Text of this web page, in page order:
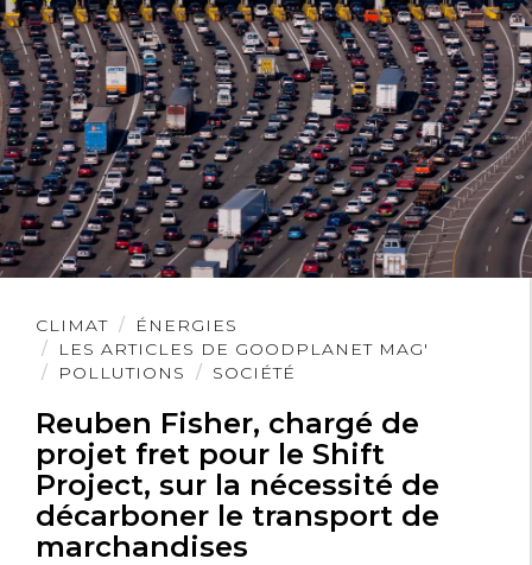
CLIMAT
ÉNERGIES
LES ARTICLES DE GOODPLANET MAG'
POLLUTIONS
SOCIÉTÉ
Reuben Fisher, chargé de
projet fret pour le Shift
Project, sur la nécessité de
décarboner le transport de
marchandises
Lire
l'article